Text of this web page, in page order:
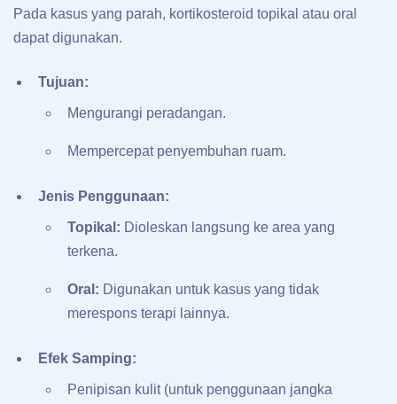
Pada kasus yang parah, kortikosteroid topikal atau oral
dapat digunakan.
Tujuan:
Mengurangi peradangan.
Mempercepat penyembuhan ruam.
Jenis Penggunaan:
Topikal: Dioleskan langsung ke area yang
terkena.
Oral: Digunakan untuk kasus yang tidak
merespons terapi lainnya.
Efek Samping:
Penipisan kulit (untuk penggunaan jangka